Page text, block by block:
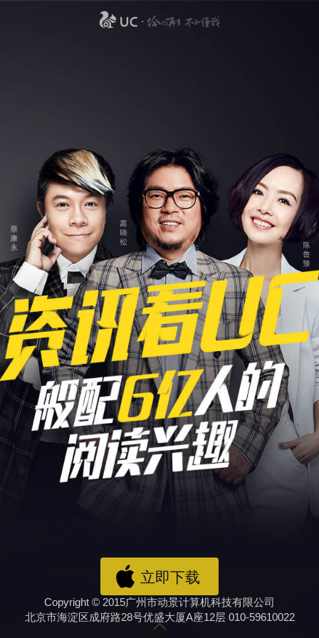
立即下载
Copyright © 2015广州市动景计算机科技有限公司
北京市海淀区成府路28号优盛大厦A座12层 010-59610022